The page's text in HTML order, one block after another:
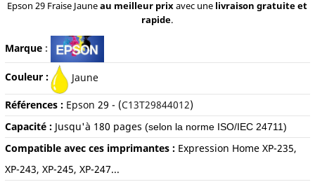
Epson 29 Fraise Jauneau meilleur prixavec une livraison gratuite et
rapide.
Marque:
Couleur : Jaune
Références : Epson 29 - (C13T29844012)
Capacité : Jusqu'à 180 pages (selon la norme ISO/IEC 24711)
Compatible avec ces imprimantes : Expression Home XP-235,
XP-243, XP-245, XP-247...